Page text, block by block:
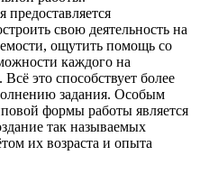
свою деятельность на
ощутить помощь со
каждого на
это способствует более
задания. Особым
формы работы является
так называемых
их возраста и опыта